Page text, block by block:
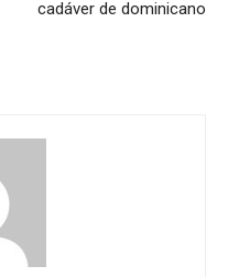
cadáver de dominicano